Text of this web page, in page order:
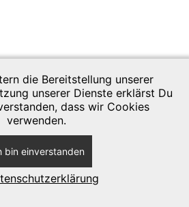
die Bereitstellung unserer
unserer Dienste erklärst Du
dass wir Cookies
verwenden.
bin einverstanden